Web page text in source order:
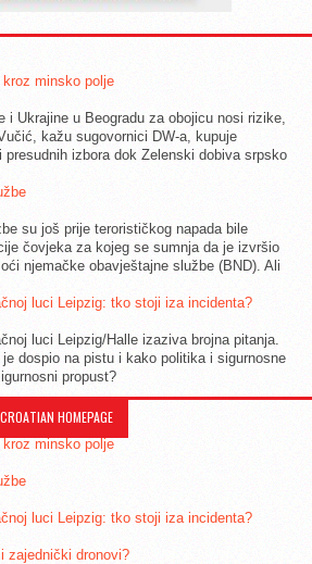
minsko polje
i Ukrajine u Beogradu za obojicu nosi rizike,
kažu sugovornici DW-a, kupuje
izbora dok Zelenski dobiva srpsko
su još prije terorističkog napada bile
čovjeka za kojeg se sumnja da je izvršio
njemačke obavještajne službe (BND). Ali
luci Leipzig: tko stoji iza incidenta?
luci Leipzig/Halle izaziva brojna pitanja.
dospio na pistu i kako politika i sigurnosne
propust?
HOMEPAGE
minsko polje
luci Leipzig: tko stoji iza incidenta?
zajednički dronovi?